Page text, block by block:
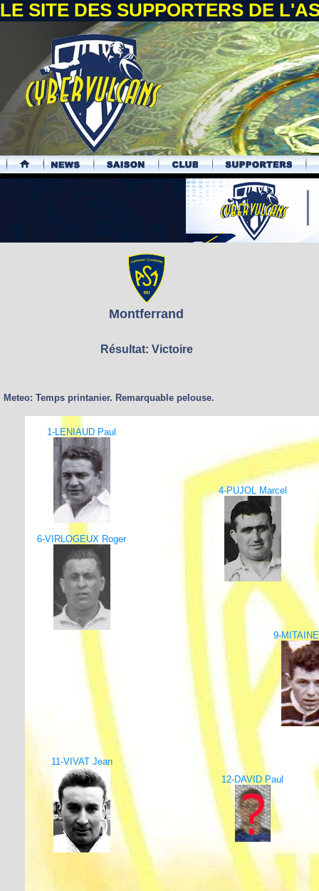
LE SITE DES SUPPORTERS DE
.
Montferrand
Résultat: Victoire
Meteo: Temps printanier. Remarquable pelouse.
1-LENIAUD Paul
4-PUJOL Marcel
6-VIRLOGEUX Roger
9-
11-VIVAT Jean
12-DAVID Paul